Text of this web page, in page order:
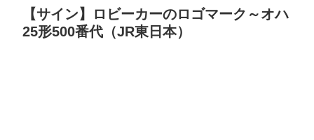
【サイン】ロビーカーのロゴマーク～オハ
25形500番代（JR東日本）